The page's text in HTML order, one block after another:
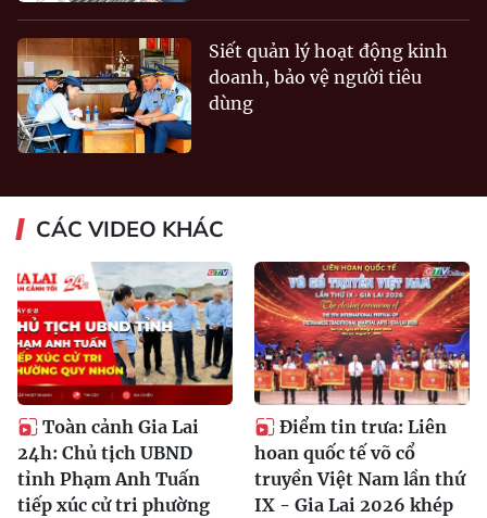
Siết quản lý hoạt động kinh
doanh, bảo vệ người tiêu
dùng
CÁC VIDEO KHÁC
Toàn cảnh Gia Lai
24h: Chủ tịch UBND
tỉnh Phạm Anh Tuấn
tiếp xúc cử tri phường
Điểm tin trưa: Liên
hoan quốc tế võ cổ
truyền Việt Nam lần thứ
IX - Gia Lai 2026 khép